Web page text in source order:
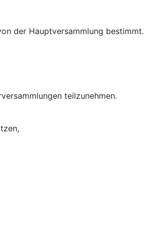
der Hauptversammlung bestimmt.
teilzunehmen.